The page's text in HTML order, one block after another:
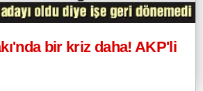
bir kriz daha! AKP'li